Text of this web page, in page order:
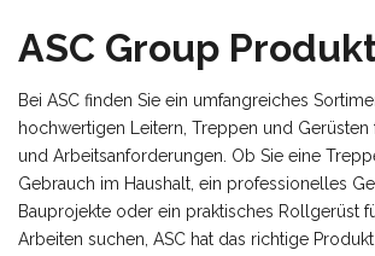
ASC Group
Bei ASC finden Sie ein umfangreiches
hochwertigen Leitern, Treppen und Gerüsten
und Arbeitsanforderungen. Ob Sie eine
Gebrauch im Haushalt, ein professionelles
Bauprojekte oder ein praktisches Rollgerüst
Arbeiten suchen, ASC hat das richtige